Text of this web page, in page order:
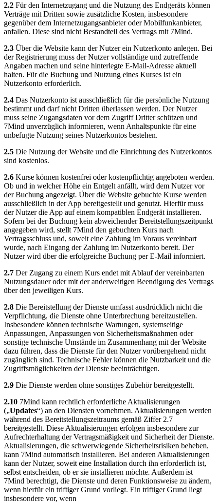
2.2 Für den Internetzugang und die Nutzung des Endgeräts können
Verträge mit Dritten sowie zusätzliche Kosten, insbesondere
gegenüber dem Internetzugangsanbieter oder Mobilfunkanbieter,
anfallen. Diese sind nicht Bestandteil des Vertrags mit 7Mind.
2.3 Über die Website kann der Nutzer ein Nutzerkonto anlegen. Bei
der Registrierung muss der Nutzer vollständige und zutreffende
Angaben machen und seine hinterlegte E-Mail-Adresse aktuell
halten. Für die Buchung und Nutzung eines Kurses ist ein
Nutzerkonto erforderlich.
2.4 Das Nutzerkonto ist ausschließlich für die persönliche Nutzung
bestimmt und darf nicht Dritten überlassen werden. Der Nutzer
muss seine Zugangsdaten vor dem Zugriff Dritter schützen und
7Mind unverzüglich informieren, wenn Anhaltspunkte für eine
unbefugte Nutzung seines Nutzerkontos bestehen.
2.5 Die Nutzung der Website und die Einrichtung des Nutzerkontos
sind kostenlos.
2.6 Kurse können kostenfrei oder kostenpflichtig angeboten werden.
Ob und in welcher Höhe ein Entgelt anfällt, wird dem Nutzer vor
der Buchung angezeigt. Über die Website gebuchte Kurse werden
ausschließlich in der App bereitgestellt und genutzt. Hierfür muss
der Nutzer die App auf einem kompatiblen Endgerät installieren.
Sofern bei der Buchung kein abweichender Bereitstellungszeitpunkt
angegeben wird, stellt 7Mind den gebuchten Kurs nach
Vertragsschluss und, soweit eine Zahlung im Voraus vereinbart
wurde, nach Eingang der Zahlung im Nutzerkonto bereit. Der
Nutzer wird über die erfolgreiche Buchung per E-Mail informiert.
2.7 Der Zugang zu einem Kurs endet mit Ablauf der vereinbarten
Nutzungsdauer oder mit der anderweitigen Beendigung des Vertrags
über den jeweiligen Kurs.
2.8 Die Bereitstellung der Dienste umfasst ausdrücklich nicht die
Verpflichtung, die Dienste ohne Unterbrechung bereitzustellen.
Insbesondere können technische Wartungen, systemseitige
Anpassungen, Anpassungen von Sicherheitsmaßnahmen oder
sonstige technische Umstände im Zusammenhang mit der Website
dazu führen, dass die Dienste für den Nutzer vorübergehend nicht
zugänglich sind. Technische Fehler können die Nutzbarkeit und die
Zugriffsmöglichkeiten der Dienste beeinträchtigen.
2.9 Die Dienste werden ohne sonstiges Zubehör bereitgestellt.
2.10 7Mind kann rechtlich erforderliche Aktualisierungen
(„Updates“) an den Diensten vornehmen. Aktualisierungen werden
während des Bereitstellungszeitraums gemäß Ziffer 2.7
bereitgestellt. Diese Aktualisierungen erfolgen insbesondere zur
Aufrechterhaltung der Vertragsmäßigkeit und Sicherheit der Dienste.
Aktualisierungen, die schwerwiegende Sicherheitsrisiken beheben,
kann 7Mind automatisch installieren. Bei anderen Aktualisierungen
kann der Nutzer, soweit eine Installation durch ihn erforderlich ist,
selbst entscheiden, ob er sie installieren möchte. Außerdem ist
7Mind berechtigt, die Dienste und deren Funktionsweise zu ändern,
wenn hierfür ein triftiger Grund vorliegt. Ein triftiger Grund liegt
insbesondere vor, wenn